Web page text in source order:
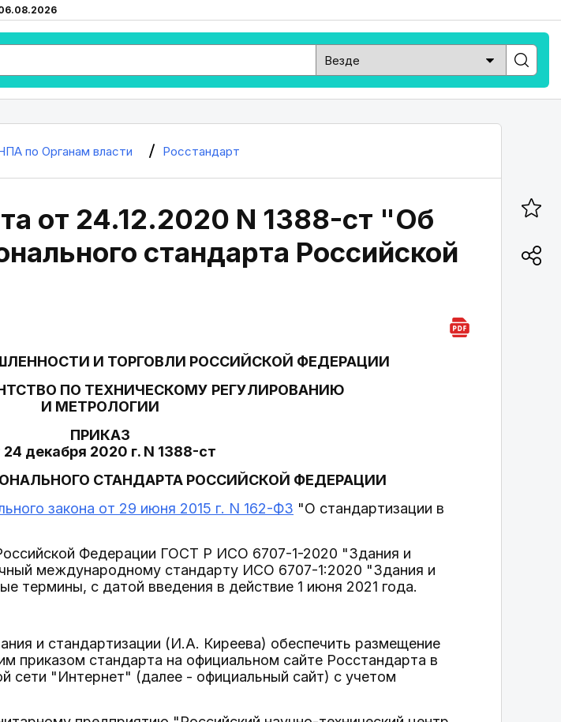
по Органам власти Росстандарт
от 24.12.2020 N 1388-ст "Об
стандарта Российской
И ТОРГОВЛИ РОССИЙСКОЙ ФЕДЕРАЦИИ
ПО ТЕХНИЧЕСКОМУ РЕГУЛИРОВАНИЮ
И МЕТРОЛОГИИ
ПРИКАЗ
24 декабря 2020 г. N 1388-ст
СТАНДАРТА РОССИЙСКОЙ ФЕДЕРАЦИИ
закона от 29 июня 2015 г. N 162-ФЗ "О стандартизации в
Федерации ГОСТ Р ИСО 6707-1-2020 "Здания и
международному стандарту ИСО 6707-1:2020 "Здания и
термины, с датой введения в действие 1 июня 2021 года.
и стандартизации (И.А. Киреева) обеспечить размещение
приказом стандарта на официальном сайте Росстандарта в
сети "Интернет" (далее - официальный сайт) с учетом